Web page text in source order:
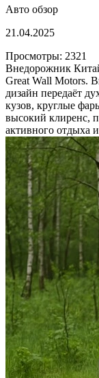
Авто обзор
21.04.2025
Просмотры: 2321
Внедорожник
Great Wall Motors.
дизайн передаёт
кузов, круглые
высокий клиренс,
активного отдыха